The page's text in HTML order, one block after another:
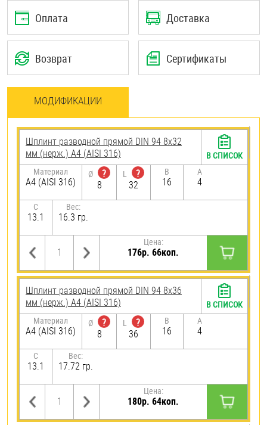
Оплата Доставка
Возврат Сертификаты
МОДИФИКАЦИИ
Шплинт разводной прямой DIN 94 8х32
мм (нерж.) A4 (AISI 316)
Материал
A4 (AISI 316)
Ø
?
8
L
?
32
B
16
A
4
C
13.1
Вес:
16.3 гр.
Цена:
176р. 66коп.
В СПИСОК
Шплинт разводной прямой DIN 94 8х36
мм (нерж.) A4 (AISI 316)
Материал
A4 (AISI 316)
Ø
?
8
L
?
36
B
16
A
4
C
13.1
Вес:
17.72 гр.
Цена:
180р. 64коп.
В СПИСОК